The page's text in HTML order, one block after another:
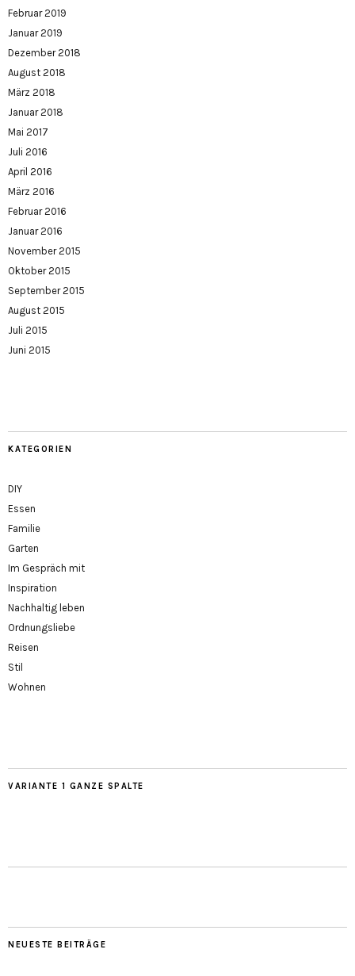
Februar 2019
Januar 2019
Dezember 2018
August 2018
März 2018
Januar 2018
Mai 2017
Juli 2016
April 2016
März 2016
Februar 2016
Januar 2016
November 2015
Oktober 2015
September 2015
August 2015
Juli 2015
Juni 2015
KATEGORIEN
DIY
Essen
Familie
Garten
Im Gespräch mit
Inspiration
Nachhaltig leben
Ordnungsliebe
Reisen
Stil
Wohnen
VARIANTE 1 GANZE SPALTE
NEUESTE BEITRÄGE